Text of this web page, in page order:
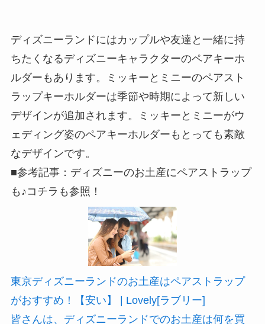
ディズニーランドにはカップルや友達と一緒に持
ちたくなるディズニーキャラクターのペアキーホ
ルダーもあります。ミッキーとミニーのペアスト
ラップキーホルダーは季節や時期によって新しい
デザインが追加されます。ミッキーとミニーがウ
ェディング姿のペアキーホルダーもとっても素敵
なデザインです。
■参考記事：ディズニーのお土産にペアストラップ
も♪コチラも参照！
東京ディズニーランドのお土産はペアストラップ
がおすすめ！【安い】 | Lovely[ラブリー]
皆さんは、ディズニーランドでのお土産は何を買